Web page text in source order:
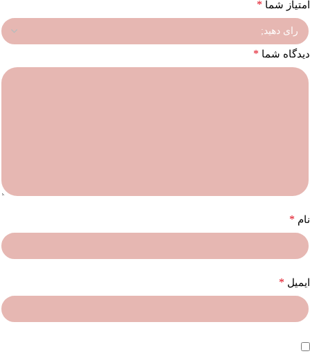
امتیاز شما *
دیدگاه شما *
نام *
ایمیل *